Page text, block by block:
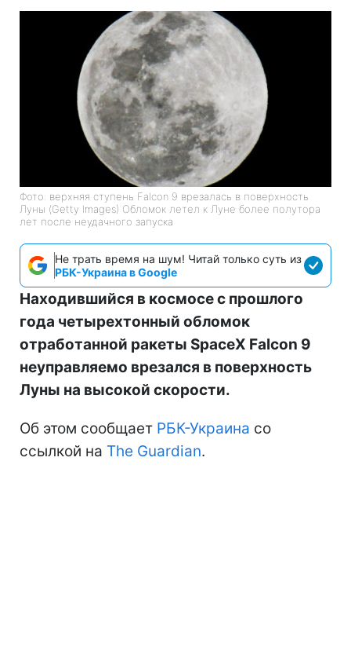
Фото: верхняя ступень Falcon 9 врезалась в поверхность
Луны (Getty Images) Обломок летел к Луне более полутора
лет после неудачного запуска
Не трать время на шум! Читай только суть из
РБК-Украина в Google
Находившийся в космосе с прошлого
года четырехтонный обломок
отработанной ракеты SpaceX Falcon 9
неуправляемо врезался в поверхность
Луны на высокой скорости.
Об этом сообщает РБК-Украина со
ссылкой на The Guardian.